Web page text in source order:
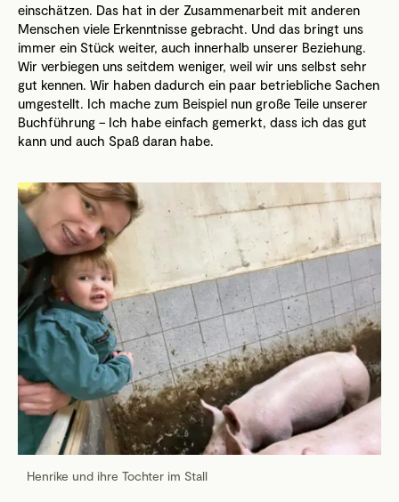
einschätzen. Das hat in der Zusammenarbeit mit anderen
Menschen viele Erkenntnisse gebracht. Und das bringt uns
immer ein Stück weiter, auch innerhalb unserer Beziehung.
Wir verbiegen uns seitdem weniger, weil wir uns selbst sehr
gut kennen. Wir haben dadurch ein paar betriebliche Sachen
umgestellt. Ich mache zum Beispiel nun große Teile unserer
Buchführung – Ich habe einfach gemerkt, dass ich das gut
kann und auch Spaß daran habe.
Henrike und ihre Tochter im Stall